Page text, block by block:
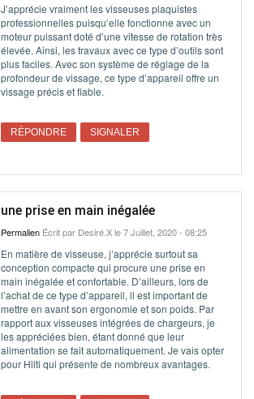
J’apprécie vraiment les visseuses plaquistes
professionnelles puisqu’elle fonctionne avec un
moteur puissant doté d’une vitesse de rotation très
élevée. Ainsi, les travaux avec ce type d’outils sont
plus faciles. Avec son système de réglage de la
profondeur de vissage, ce type d’appareil offre un
vissage précis et fiable.
RÉPONDRE SIGNALER
une prise en main inégalée
Permalien Écrit par Desiré.Xle 7 Juillet, 2020 - 08:25
En matière de visseuse, j’apprécie surtout sa
conception compacte qui procure une prise en
main inégalée et confortable. D’ailleurs, lors de
l’achat de ce type d’appareil, il est important de
mettre en avant son ergonomie et son poids. Par
rapport aux visseuses intégrées de chargeurs, je
les appréciées bien, étant donné que leur
alimentation se fait automatiquement. Je vais opter
pour Hilti qui présente de nombreux avantages.